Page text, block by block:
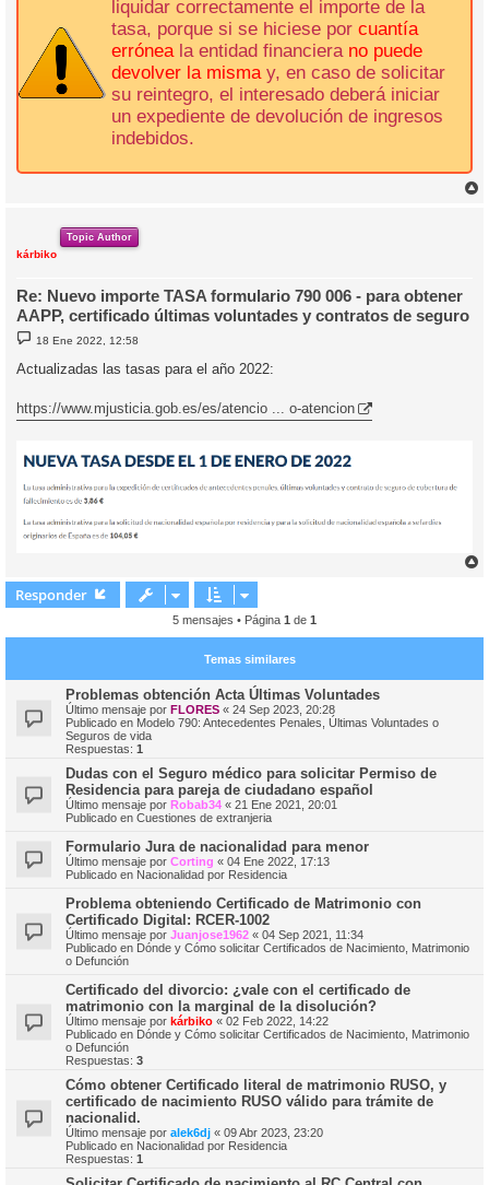
liquidar correctamente el importe de la
tasa, porque si se hiciese por cuantía
errónea la entidad financiera no puede
devolver la misma y, en caso de solicitar
su reintegro, el interesado deberá iniciar
un expediente de devolución de ingresos
indebidos.
Topic Author
kárbiko
Re: Nuevo importe TASA formulario 790 006 - para obtener
AAPP, certificado últimas voluntades y contratos de seguro
M
e
s
e
18 Ene 2022, 12:58
Actualizadas las tasas para el año 2022:
https://www.mjusticia.gob.es/es/atencio ... o-atencion
a
Responder
5 mensajes • Página 1 de 1
Temas similares
Problemas obtención Acta Últimas Voluntades
Último mensaje por FLORES « 24 Sep 2023, 20:28
Publicado en Modelo 790: Antecedentes Penales, Últimas Voluntades o
Seguros de vida
Respuestas: 1
Dudas con el Seguro médico para solicitar Permiso de
Residencia para pareja de ciudadano español
Último mensaje por Robab34 « 21 Ene 2021, 20:01
Publicado en Cuestiones de extranjeria
Formulario Jura de nacionalidad para menor
Último mensaje por Corting « 04 Ene 2022, 17:13
Publicado en Nacionalidad por Residencia
Problema obteniendo Certificado de Matrimonio con
Certificado Digital: RCER-1002
Último mensaje por Juanjose1962 « 04 Sep 2021, 11:34
Publicado en Dónde y Cómo solicitar Certificados de Nacimiento, Matrimonio
o Defunción
Certificado del divorcio: ¿vale con el certificado de
matrimonio con la marginal de la disolución?
Último mensaje por kárbiko « 02 Feb 2022, 14:22
Publicado en Dónde y Cómo solicitar Certificados de Nacimiento, Matrimonio
o Defunción
Respuestas: 3
Cómo obtener Certificado literal de matrimonio RUSO, y
certificado de nacimiento RUSO válido para trámite de
nacionalid.
Último mensaje por alek6dj « 09 Abr 2023, 23:20
Publicado en Nacionalidad por Residencia
Respuestas: 1